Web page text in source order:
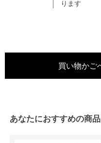
ります
あなたにおすすめの商品